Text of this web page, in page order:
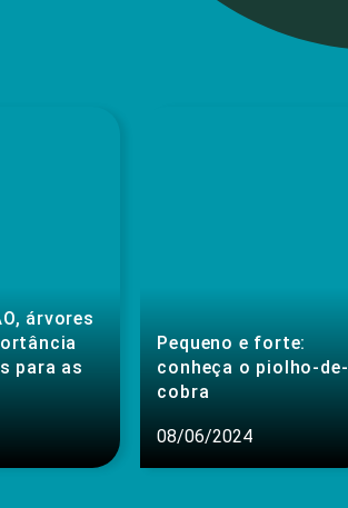
árvores
para as
Pequeno e forte:
conheça o piolho-de-
cobra
08/06/2024